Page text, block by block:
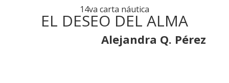
14va carta náutica
EL DESEO DEL ALMA
Alejandra Q. Pérez